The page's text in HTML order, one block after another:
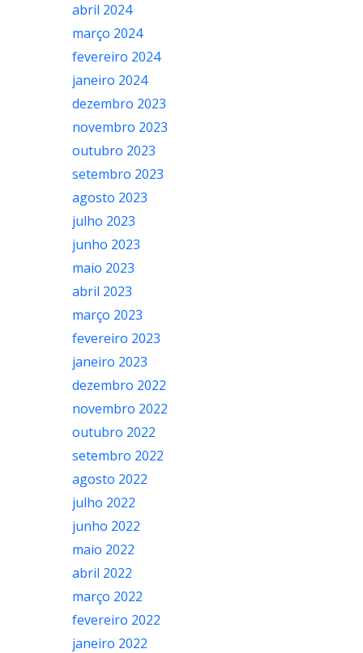
abril 2024
março 2024
fevereiro 2024
janeiro 2024
dezembro 2023
novembro 2023
outubro 2023
setembro 2023
agosto 2023
julho 2023
junho 2023
maio 2023
abril 2023
março 2023
fevereiro 2023
janeiro 2023
dezembro 2022
novembro 2022
outubro 2022
setembro 2022
agosto 2022
julho 2022
junho 2022
maio 2022
abril 2022
março 2022
fevereiro 2022
janeiro 2022